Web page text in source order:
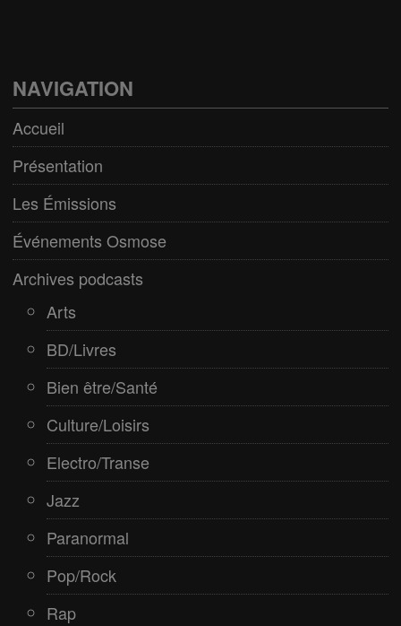
Bien être/Santé
Culture/Loisirs
Electro/Transe
Paranormal
Pop/Rock
Rap
Spiritualité
NAVIGATION
Accueil
Présentation
Les Émissions
Événements Osmose
Archives podcasts
Arts
BD/Livres
Bien être/Santé
Culture/Loisirs
Electro/Transe
Jazz
Paranormal
Pop/Rock
Rap